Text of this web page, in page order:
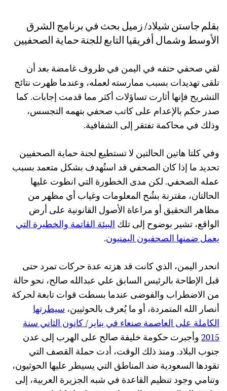
بقلم جاستن شيلاد/ زميل بحث في برنامج الشرق
الأوسط وشمال أفريقيا التابع للجنة حماية الصحفيين
لقي صحفي حتفه في اليمن في ظروف غامضة بعد أن
تلقى تهديدات بسبب ممارسته لعمله، وعندما ظهرت نتائج
التشريح فإنها أثارت تساؤلات أكثر مما قدمت إجابات. كما
صدر حكم بالإعدام على كاتب صحفي بتهمه التجسس،
وذلك في محاكمة تفتقر إلى الشفافية.
وفي كلتا هاتين الحالتين لا تستطيع لجنة حماية الصحفيين
تحديد ما إذا كان الصحفي قد استُهدف بشكل متعمد بسبب
عمله الصحفي. لكن مدى الخطورة التي انطوت عليها
الحالتان، مقترنة بشُح المعلومات وغياب أي مظهر من
مظاهر التحقيق أو مراعاة الأصول القانونية على أرض
الواقع، تشير بوضوح إلى تلكالبيئة القاتمة والخطيرة التي
يعمل ضمنها الصحفيون اليمنيون.
انحدر اليمن، الذي كانت قد هزته عدة حركات تمرد حتى
قبل الإطاحة بالرئيس السابق علي عبدالله صالح، نحو حالة
من الاضطراب والفوضى عندما بسطت قوات تابعة لحركة
أنصار الله المتمردة، أو ما يُعرف بالحوثيين، سيطرتها
الكاملة على العاصمة صنعاء في يناير/ كانون الثاني سنة
2015وأجبرت حكومة خليفة صالح على الهرب إلى عدن
جنوب البلاد. ومنذ ذلك الوقت، أدت حملة القصف التي
تقودها السعودية ضد المناطق التي يسيطر عليها الحوثيون،
وتنامي وجود تنظيم القاعدة في شبه الجزيرة العربية، إلى